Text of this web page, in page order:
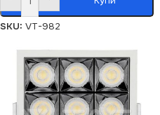
SKU: VT-982